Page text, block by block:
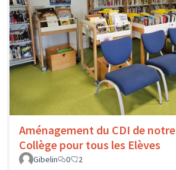
Aménagement du CDI de notre
Collège pour tous les Elèves
Gibelin
0 2